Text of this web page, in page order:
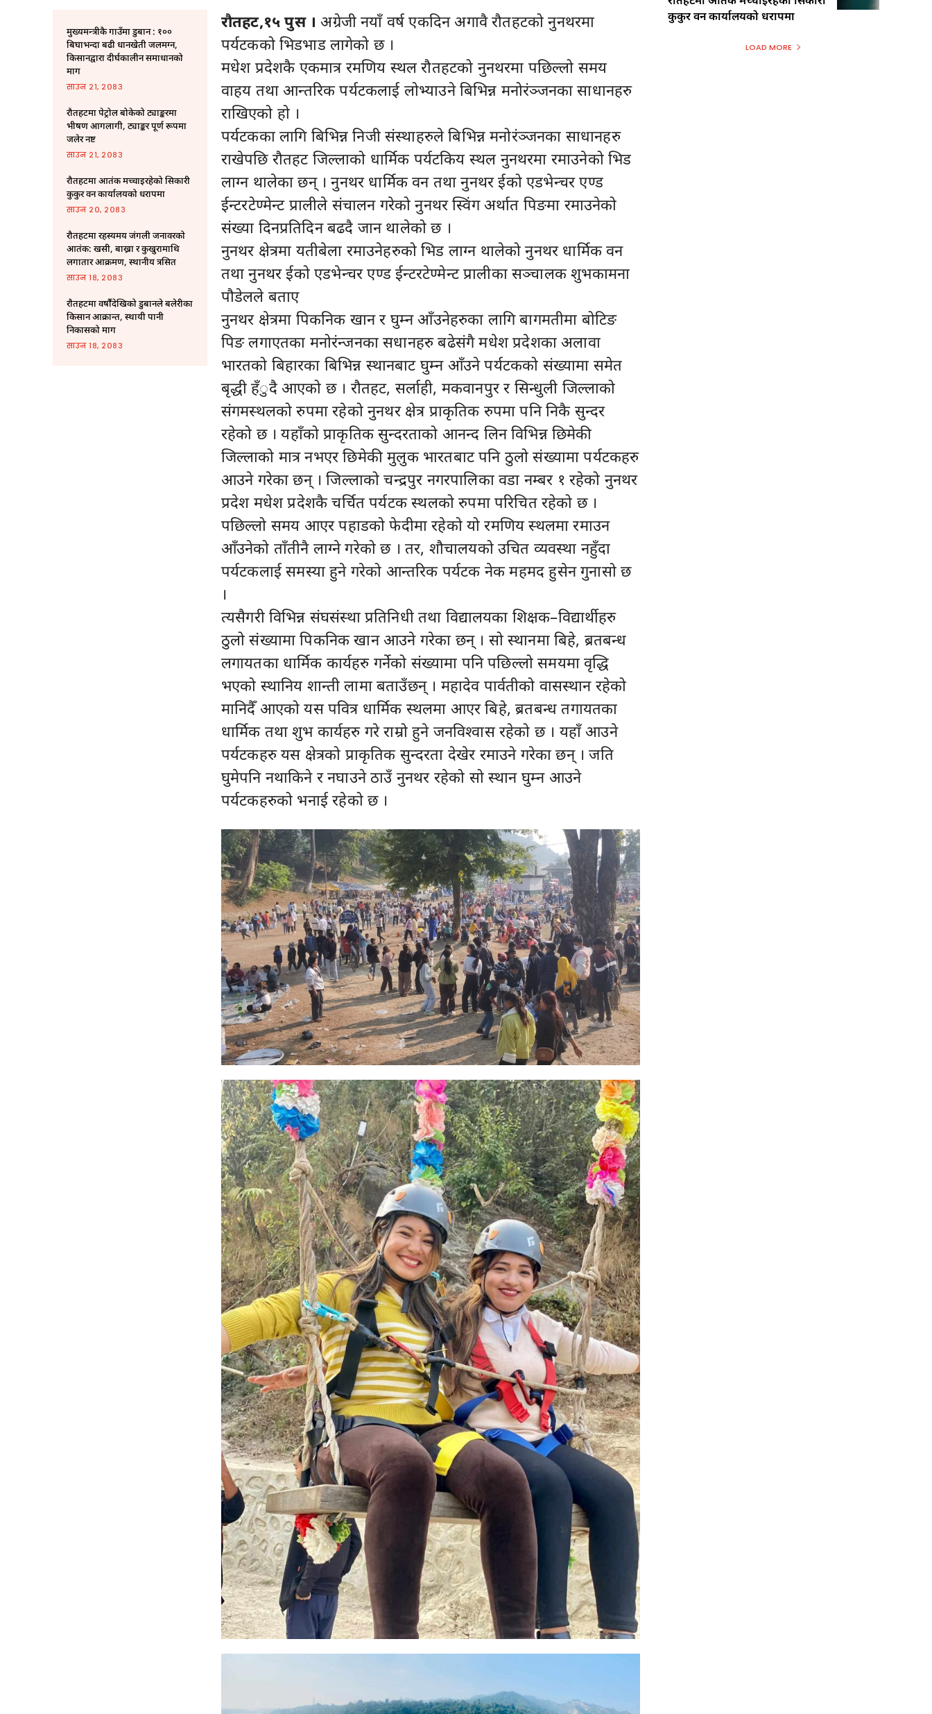
मुख्यमन्त्रीकै गाउँमा डुबान : १००
बिघाभन्दा बढी धानखेती जलमग्न,
किसानद्वारा दीर्घकालीन समाधानको
माग
साउन २१, २०८३
रौतहटमा पेट्रोल बोकेको ट्याङ्करमा
भीषण आगलागी, ट्याङ्कर पूर्ण रूपमा
जलेर नष्ट
साउन २१, २०८३
रौतहटमा आतंक मच्चाइरहेको सिकारी
कुकुर वन कार्यालयको धरापमा
साउन २०, २०८३
रौतहटमा रहस्यमय जंगली जनावरको
आतंक: खसी, बाख्रा र कुखुरामाथि
लगातार आक्रमण, स्थानीय त्रसित
साउन १८, २०८३
राैतहटमा वर्षौंदेखिको डुबानले बलेरीका
किसान आक्रान्त, स्थायी पानी
निकासको माग
साउन १८, २०८३
रौतहट,१५ पुस । अग्रेजी नयाँ वर्ष एकदिन अगावै रौतहटको नुनथरमा
पर्यटकको भिडभाड लागेको छ ।
मधेश प्रदेशकै एकमात्र रमणिय स्थल रौतहटको नुनथरमा पछिल्लो समय
वाहय तथा आन्तरिक पर्यटकलाई लोभ्याउने बिभिन्न मनोरंञ्जनका साधानहरु
राखिएको हो ।
पर्यटकका लागि बिभिन्न निजी संस्थाहरुले बिभिन्न मनोरंञ्जनका साधानहरु
राखेपछि रौतहट जिल्लाको धार्मिक पर्यटकिय स्थल नुनथरमा रमाउनेको भिड
लाग्न थालेका छन् । नुनथर धार्मिक वन तथा नुनथर ईको एडभेन्चर एण्ड
ईन्टरटेण्मेन्ट प्रालीले संचालन गरेको नुनथर स्विंग अर्थात पिङमा रमाउनेको
संख्या दिनप्रतिदिन बढदै जान थालेको छ ।
नुनथर क्षेत्रमा यतीबेला रमाउनेहरुको भिड लाग्न थालेको नुनथर धार्मिक वन
तथा नुनथर ईको एडभेन्चर एण्ड ईन्टरटेण्मेन्ट प्रालीका सञ्चालक शुभकामना
पौडेलले बताए
नुनथर क्षेत्रमा पिकनिक खान र घुम्न आँउनेहरुका लागि बागमतीमा बोटिङ
पिङ लगाएतका मनोरंन्जनका सधानहरु बढेसंगै मधेश प्रदेशका अलावा
भारतको बिहारका बिभिन्न स्थानबाट घुम्न आँउने पर्यटकको संख्यामा समेत
बृद्धी हँुदै आएको छ । रौतहट, सर्लाही, मकवानपुर र सिन्धुली जिल्लाको
संगमस्थलको रुपमा रहेको नुनथर क्षेत्र प्राकृतिक रुपमा पनि निकै सुन्दर
रहेको छ । यहाँको प्राकृतिक सुन्दरताको आनन्द लिन विभिन्न छिमेकी
जिल्लाको मात्र नभएर छिमेकी मुलुक भारतबाट पनि ठुलो संख्यामा पर्यटकहरु
आउने गरेका छन् । जिल्लाको चन्द्रपुर नगरपालिका वडा नम्बर १ रहेको नुनथर
प्रदेश मधेश प्रदेशकै चर्चित पर्यटक स्थलको रुपमा परिचित रहेको छ ।
पछिल्लो समय आएर पहाडको फेदीमा रहेको यो रमणिय स्थलमा रमाउन
आँउनेको ताँतीनै लाग्ने गरेको छ । तर, शौचालयको उचित व्यवस्था नहुँदा
पर्यटकलाई समस्या हुने गरेको आन्तरिक पर्यटक नेक महमद हुसेन गुनासो छ
।
त्यसैगरी विभिन्न संघसंस्था प्रतिनिधी तथा विद्यालयका शिक्षक–विद्यार्थीहरु
ठुलो संख्यामा पिकनिक खान आउने गरेका छन् । सो स्थानमा बिहे, ब्रतबन्ध
लगायतका धार्मिक कार्यहरु गर्नेको संख्यामा पनि पछिल्लो समयमा वृद्धि
भएको स्थानिय शान्ती लामा बताउँछन् । महादेव पार्वतीको वासस्थान रहेको
मानिदैँ आएको यस पवित्र धार्मिक स्थलमा आएर बिहे, ब्रतबन्ध तगायतका
धार्मिक तथा शुभ कार्यहरु गरे राम्रो हुने जनविश्वास रहेको छ । यहाँ आउने
पर्यटकहरु यस क्षेत्रको प्राकृतिक सुन्दरता देखेर रमाउने गरेका छन् । जति
घुमेपनि नथाकिने र नघाउने ठाउँ नुनथर रहेको सो स्थान घुम्न आउने
पर्यटकहरुको भनाई रहेको छ ।
कुकुर वन कार्यालयको धरापमा
LOAD MORE